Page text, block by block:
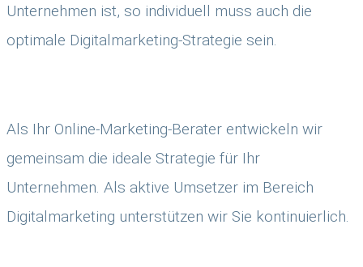
Unternehmen ist, so individuell muss auch die
optimale Digitalmarketing-Strategie sein.
Als Ihr Online-Marketing-Berater entwickeln wir
gemeinsam die ideale Strategie für Ihr
Unternehmen. Als aktive Umsetzer im Bereich
Digitalmarketing unterstützen wir Sie kontinuierlich.